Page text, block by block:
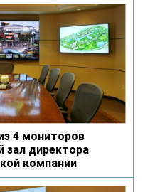
4 мониторов
зал директора
компании